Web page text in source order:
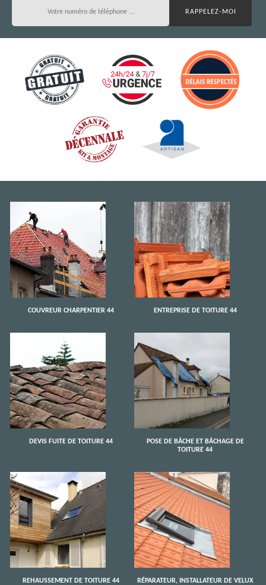
COUVREUR CHARPENTIER 44 ENTREPRISE DE TOITURE 44
DEVIS FUITE DE TOITURE 44
POSE DE BÂCHE ET BÂCHAGE DE
TOITURE 44
REHAUSSEMENT DE TOITURE 44
RÉPARATEUR, INSTALLATEUR DE VELUX